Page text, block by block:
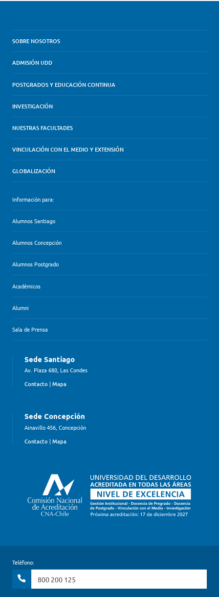
SOBRE NOSOTROS
ADMISIÓN UDD
POSTGRADOS Y EDUCACIÓN CONTINUA
INVESTIGACIÓN
NUESTRAS FACULTADES
VINCULACIÓN CON EL MEDIO Y EXTENSIÓN
GLOBALIZACIÓN
Información para:
Alumnos Santiago
Alumnos Concepción
Alumnos Postgrado
Académicos
Alumni
Sala de Prensa
Sede Santiago
Av. Plaza 680, Las Condes
Contacto | Mapa
Sede Concepción
Ainavillo 456, Concepción
Contacto | Mapa
Teléfono:
800 200 125